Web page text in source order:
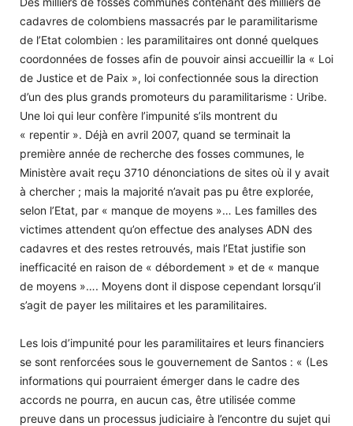
cadavres de colombiens massacrés par le paramilitarisme
de l’Etat colombien : les paramilitaires ont donné quelques
coordonnées de fosses afin de pouvoir ainsi accueillir la « Loi
de Justice et de Paix », loi confectionnée sous la direction
d’un des plus grands promoteurs du paramilitarisme : Uribe.
Une loi qui leur confère l’impunité s’ils montrent du
« repentir ». Déjà en avril 2007, quand se terminait la
première année de recherche des fosses communes, le
Ministère avait reçu 3710 dénonciations de sites où il y avait
à chercher ; mais la majorité n’avait pas pu être explorée,
selon l’Etat, par « manque de moyens »… Les familles des
victimes attendent qu’on effectue des analyses ADN des
cadavres et des restes retrouvés, mais l’Etat justifie son
inefficacité en raison de « débordement » et de « manque
de moyens »…. Moyens dont il dispose cependant lorsqu’il
s’agit de payer les militaires et les paramilitaires.
Les lois d’impunité pour les paramilitaires et leurs financiers
se sont renforcées sous le gouvernement de Santos : « (Les
informations qui pourraient émerger dans le cadre des
accords ne pourra, en aucun cas, être utilisée comme
preuve dans un processus judiciaire à l’encontre du sujet qui